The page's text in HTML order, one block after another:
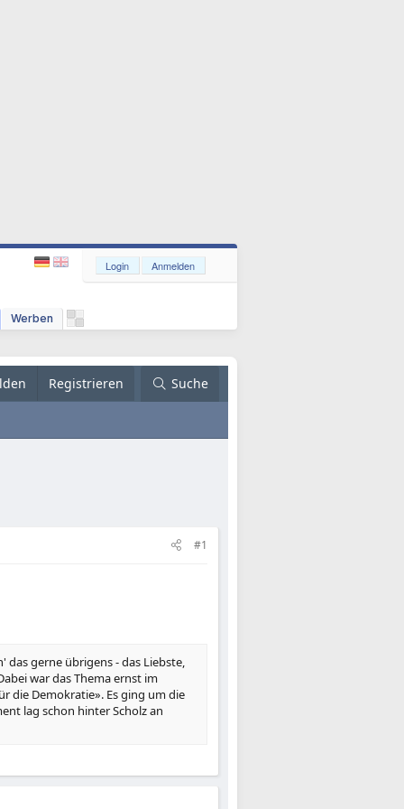
Werben
Login Anmelden
Registrieren Suche
#1
das gerne übrigens - das Liebste,
war das Thema ernst im
die Demokratie». Es ging um die
lag schon hinter Scholz an